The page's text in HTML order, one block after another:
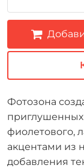
Фотозона
фиолетового,
акцентами из
добавления